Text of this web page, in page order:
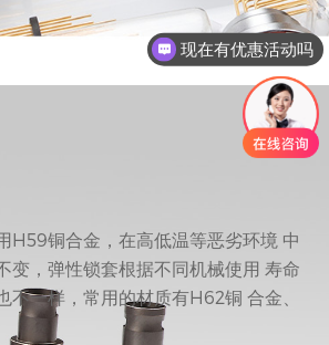
H59铜合金，在高低温等恶劣环境 中
变，弹性锁套根据不同机械使用 寿命
不一样，常用的材质有H62铜 合金、
可以介绍下你们的产品么
现在有优惠活动吗